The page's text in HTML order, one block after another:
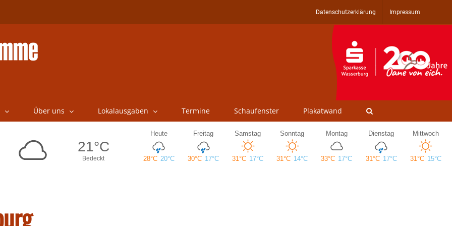
Datenschutzerklärung Impressum
Über uns Lokalausgaben Termine Schaufenster Plakatwand